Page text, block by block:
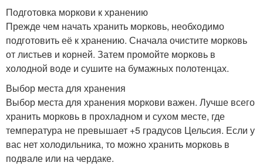
Подготовка моркови к хранению
Прежде чем начать хранить морковь, необходимо
подготовить её к хранению. Сначала очистите морковь
от листьев и корней. Затем промойте морковь в
холодной воде и сушите на бумажных полотенцах.
Выбор места для хранения
Выбор места для хранения моркови важен. Лучше всего
хранить морковь в прохладном и сухом месте, где
температура не превышает +5 градусов Цельсия. Если у
вас нет холодильника, то можно хранить морковь в
подвале или на чердаке.